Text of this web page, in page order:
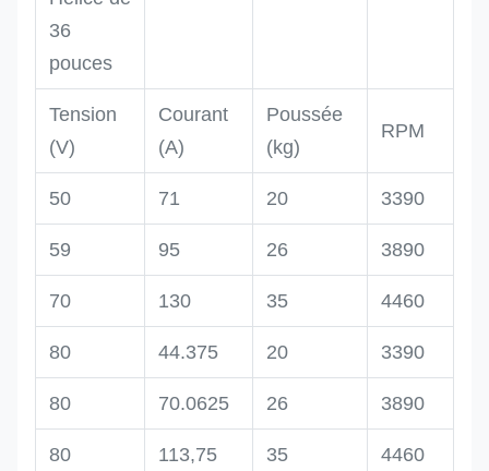
36
pouces
Tension
(V)
Courant
(A)
Poussée
(kg)
RPM
50 71 20 3390
59 95 26 3890
70 130 35 4460
80 44.375 20 3390
80 70.0625 26 3890
80 113,75 35 4460